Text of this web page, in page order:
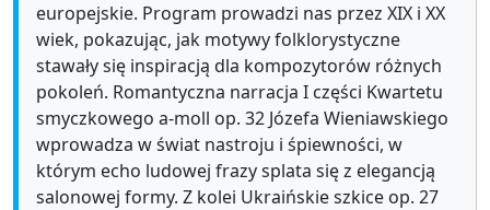
europejskie. Program prowadzi nas przez XIX i XX
wiek, pokazując, jak motywy folklorystyczne
stawały się inspiracją dla kompozytorów różnych
pokoleń. Romantyczna narracja I części Kwartetu
smyczkowego a-moll op. 32 Józefa Wieniawskiego
wprowadza w świat nastroju i śpiewności, w
którym echo ludowej frazy splata się z elegancją
salonowej formy. Z kolei Ukraińskie szkice op. 27